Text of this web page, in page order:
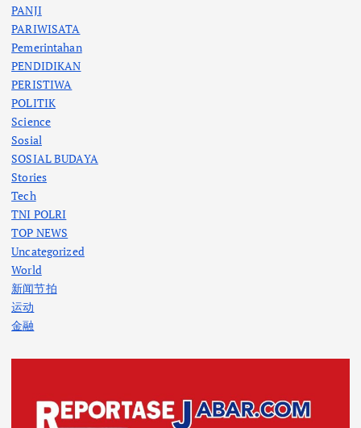
PANJI
PARIWISATA
Pemerintahan
PENDIDIKAN
PERISTIWA
POLITIK
Science
Sosial
SOSIAL BUDAYA
Stories
Tech
TNI POLRI
TOP NEWS
Uncategorized
World
新闻节拍
运动
金融